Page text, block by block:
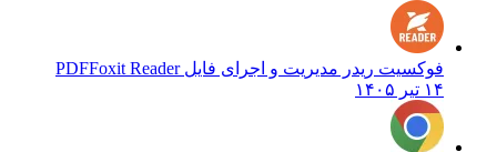
فوکسیت ریدر مدیریت و اجرای فایل PDFFoxit Reader
۱۴ تیر ۱۴۰۵